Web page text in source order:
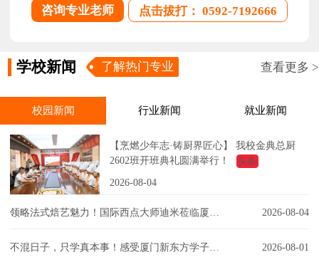
咨询专业老师 点击拔打： 0592-7192666
学校新闻 了解热门专业 查看更多 >
校园新闻 行业新闻 就业新闻
【烹燃少年志·铸厨界匠心】 我校金典总厨
2602班开班典礼圆满举行！
头条
2026-08-04
2026-08-04
2026-08-01